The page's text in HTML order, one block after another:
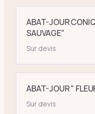
ABAT-JOUR
SAUVAGE"
Sur devis
ABAT-JOUR "
Sur devis